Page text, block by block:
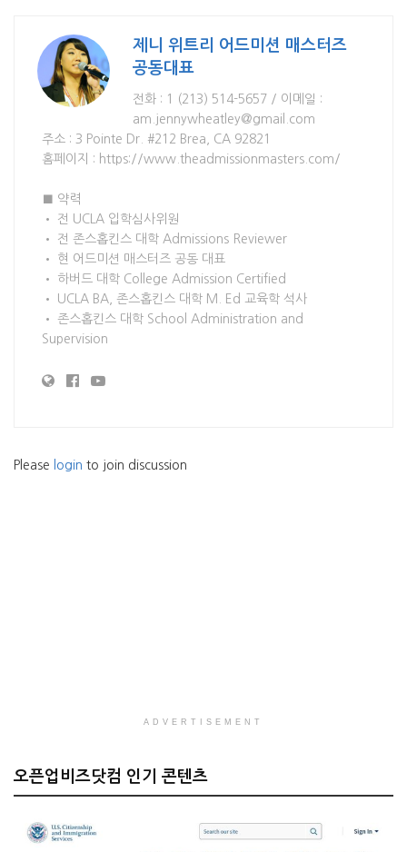
제니 위트리 어드미션 매스터즈
공동대표
전화 : 1 (213) 514-5657 / 이메일 :
am.jennywheatley@gmail.com
주소 : 3 Pointe Dr. #212 Brea, CA 92821
홈페이지 : https://www.theadmissionmasters.com/
■ 약력
• 전 UCLA 입학심사위원
• 전 존스홉킨스 대학 Admissions Reviewer
• 현 어드미션 매스터즈 공동 대표
• 하버드 대학 College Admission Certified
• UCLA BA, 존스홉킨스 대학 M. Ed 교육학 석사
• 존스홉킨스 대학 School Administration and
Supervision
Please login to join discussion
ADVERTISEMENT
오픈업비즈닷컴 인기 콘텐츠